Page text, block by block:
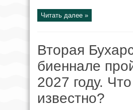
Читать далее »
Вторая
биеннале
2027 году.
известно?